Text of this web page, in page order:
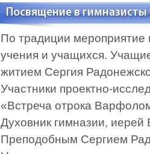
Посвящение в гимназисты
По традиции мероприятие
учения и учащихся.
житием Сергия
Участники проектно-
«Встреча отрока
Духовник гимназии, иерей
Преподобным Сергием